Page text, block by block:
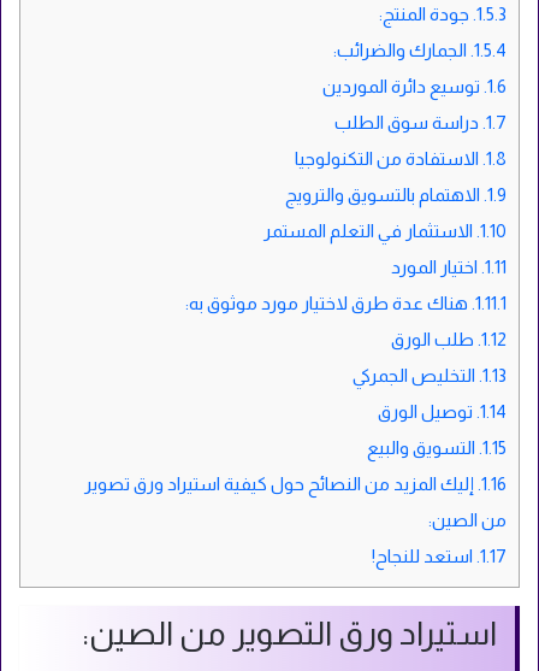
1.5.3. جودة المنتج:
1.5.4. الجمارك والضرائب:
1.6. توسيع دائرة الموردين
1.7. دراسة سوق الطلب
1.8. الاستفادة من التكنولوجيا
1.9. الاهتمام بالتسويق والترويج
1.10. الاستثمار في التعلم المستمر
1.11. اختيار المورد
1.11.1. هناك عدة طرق لاختيار مورد موثوق به:
1.12. طلب الورق
1.13. التخليص الجمركي
1.14. توصيل الورق
1.15. التسويق والبيع
1.16. إليك المزيد من النصائح حول كيفية استيراد ورق تصوير
من الصين:
1.17. استعد للنجاح!
استيراد ورق التصوير من الصين: